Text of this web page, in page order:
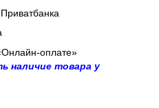
оплате»
наличие товара у